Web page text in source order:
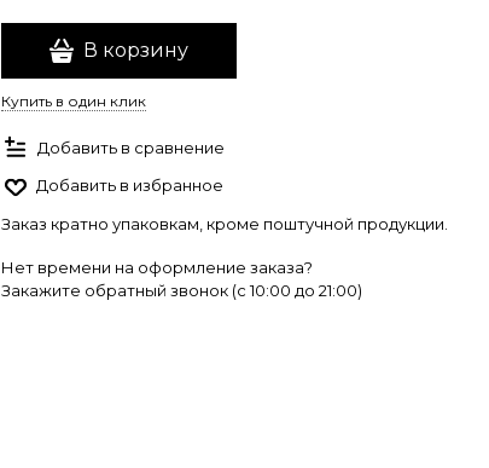
В корзину
Купить в один клик
Добавить в сравнение
Добавить в избранное
Заказ кратно упаковкам, кроме поштучной продукции.
Нет времени на оформление заказа?
Закажите обратный звонок (c 10:00 до 21:00)